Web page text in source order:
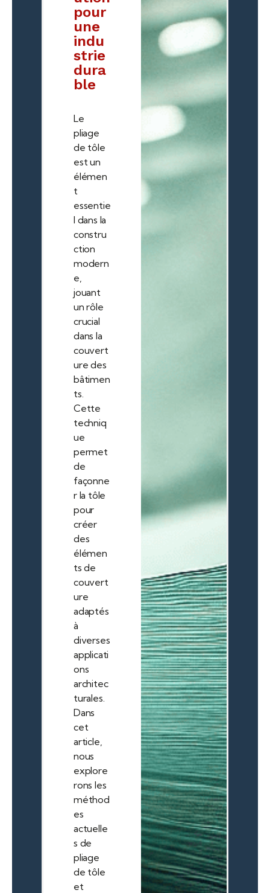
pour
une
indu
strie
dura
ble
Le
pliage
de tôle
est un
élémen
t
essentie
l dans la
constru
ction
modern
e,
jouant
un rôle
crucial
dans la
couvert
ure des
bâtimen
ts.
Cette
techniq
ue
permet
de
façonne
r la tôle
pour
créer
des
élémen
ts de
couvert
ure
adaptés
à
diverses
applicati
ons
architec
turales.
Dans
cet
article,
nous
explore
rons les
méthod
es
actuelle
s de
pliage
de tôle
et